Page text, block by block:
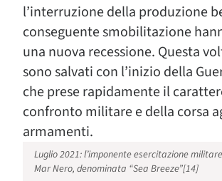
l’interruzione della produzione
conseguente smobilitazione
una nuova recessione. Questa
sono salvati con l’inizio della
che prese rapidamente il
confronto militare e della corsa
armamenti.
Luglio 2021: l’imponente esercitazione
Mar Nero, denominata “Sea Breeze”[14]